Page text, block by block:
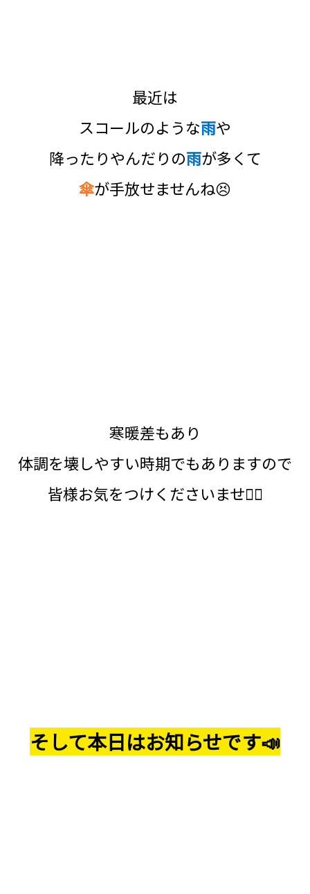
最近は
スコールのような雨や
降ったりやんだりの雨が多くて
傘が手放せませんね😣
寒暖差もあり
体調を壊しやすい時期でもありますので
皆様お気をつけくださいませ🙇‍♀️
そして本日はお知らせです📣